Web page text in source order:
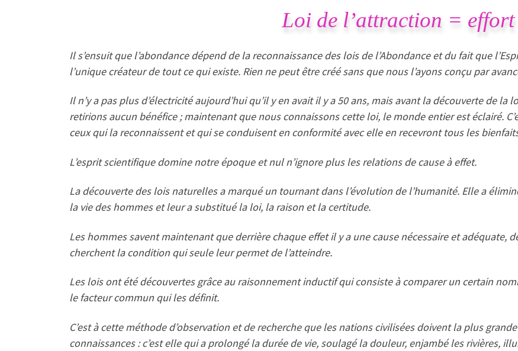
Loi de l’attraction = effort
Il s’ensuit que l’abondance dépend de la reconnaissance des lois de l’Abondance et du fait que
l’unique créateur de tout ce qui existe. Rien ne peut être créé sans que nous l’ayons conçu par
Il n’y a pas plus d’électricité aujourd’hui qu’il y en avait il y a 50 ans, mais avant la découverte de la
retirions aucun bénéfice ; maintenant que nous connaissons cette loi, le monde entier est éclairé.
ceux qui la reconnaissent et qui se conduisent en conformité avec elle en recevront tous les
L’esprit scientifique domine notre époque et nul n’ignore plus les relations de cause à effet.
La découverte des lois naturelles a marqué un tournant dans l’évolution de l’humanité. Elle a
la vie des hommes et leur a substitué la loi, la raison et la certitude.
Les hommes savent maintenant que derrière chaque effet il y a une cause nécessaire et adéquate,
cherchent la condition qui seule leur permet de l’atteindre.
Les lois ont été découvertes grâce au raisonnement inductif qui consiste à comparer un certain
le facteur commun qui les définit.
C’est à cette méthode d’observation et de recherche que les nations civilisées doivent la plus
connaissances : c’est elle qui a prolongé la durée de vie, soulagé la douleur, enjambé les rivières,